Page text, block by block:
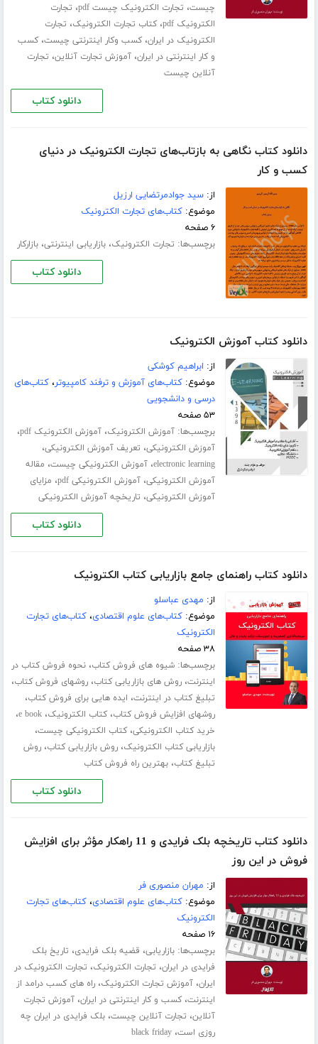
چیست، تجارت الکترونیک چیست pdf ، تجارت
الکترونیک pdf
،کتاب تجارت الکترونیک، تجارت
الکترونیک در ایران،کسب وکار اینترنتی چیست،کسب
و کار اینترنتی در ایران،آموزش تجارت آنلاین، تجارت
آنلاین چیست
دانلود کتاب
دانلود کتاب نگاهی به بازتاب‌های تجارت الکترونیک در دنیای
کسب و کار
از:سید جوادمرتضایی ارزیل
موضوع:کتاب‌های تجارت الکترونیک
۶ صفحه
برچسب‌ها: تجارت الکترونیک،بازاریابی اینترنتی،بازارکار
دانلود کتاب
دانلود کتاب آموزش الکترونیک
از: ابراهیم کوشکی
موضوع:کتاب‌های آموزش و ترفند کامپیوتر،کتاب‌های
درسی و دانشجویی
۵۳ صفحه
برچسب‌ها:آموزش الکترونیک،آموزش الکترونیک pdf ،
آموزش الکترونیکی، تعریف آموزش الکترونیکی،
electronic learning،آموزش الکترونیکی چیست، مقاله
آموزش الکترونیکی،آموزش الکترونیکی pdf ، مزایای
آموزش الکترونیکی، تاریخچه آموزش الکترونیکی
دانلود کتاب
دانلود کتاب راهنمای جامع بازاریابی کتاب الکترونیک
از: مهدی عباسلو
موضوع:کتاب‌های علوم اقتصادی،کتاب‌های تجارت
الکترونیک
۳۸ صفحه
برچسب‌ها:شیوه های فروش کتاب،نحوه فروش کتاب در
اینترنت،روش های بازاریابی کتاب،روشهای فروش کتاب،
تبلیغ کتاب در اینترنت، ایده هایی برای فروش کتاب،
روشهای افزایش فروش کتاب،کتاب الکترونیک،e book،
خرید کتاب الکترونیکی،کتاب الکترونیکی چیست،
بازاریابی کتاب الکترونیک،روش بازاریابی کتاب،روش
تبلیغ کتاب،بهترین راه فروش کتاب
دانلود کتاب
دانلود کتاب تاریخچه بلک فرایدی و 11 راهکار مؤثر برای افزایش
فروش در این روز
از: مهران منصوری فر
موضوع:کتاب‌های علوم اقتصادی،کتاب‌های تجارت
الکترونیک
۱۶ صفحه
برچسب‌ها:بازاریابی، قضیه بلک فرایدی، تاریخ بلک
فرایدی در ایران، تجارت الکترونیک، تجارت الکترونیک در
ایران،آموزش تجارت الکترونیک،راه های کسب درامد از
اینترنت،کسب و کار اینترنتی در ایران،آموزش تجارت
آنلاین، تجارت آنلاین چیست،بلک فرایدی در ایران چه
روزی است،black friday